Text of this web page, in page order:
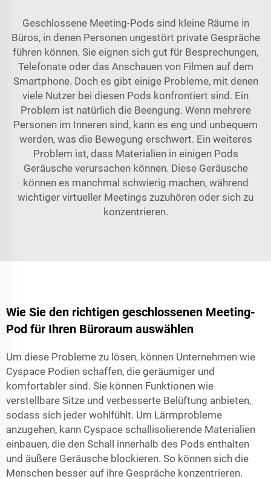
Geschlossene Meeting-Pods sind kleine Räume in
Büros, in denen Personen ungestört private Gespräche
führen können. Sie eignen sich gut für Besprechungen,
Telefonate oder das Anschauen von Filmen auf dem
Smartphone. Doch es gibt einige Probleme, mit denen
viele Nutzer bei diesen Pods konfrontiert sind. Ein
Problem ist natürlich die Beengung. Wenn mehrere
Personen im Inneren sind, kann es eng und unbequem
werden, was die Bewegung erschwert. Ein weiteres
Problem ist, dass Materialien in einigen Pods
Geräusche verursachen können. Diese Geräusche
können es manchmal schwierig machen, während
wichtiger virtueller Meetings zuzuhören oder sich zu
konzentrieren.
Wie Sie den richtigen geschlossenen Meeting-
Pod für Ihren Büroraum auswählen
Um diese Probleme zu lösen, können Unternehmen wie
Cyspace Podien schaffen, die geräumiger und
komfortabler sind. Sie können Funktionen wie
verstellbare Sitze und verbesserte Belüftung anbieten,
sodass sich jeder wohlfühlt. Um Lärmprobleme
anzugehen, kann Cyspace schallisolierende Materialien
einbauen, die den Schall innerhalb des Pods enthalten
und äußere Geräusche blockieren. So können sich die
Menschen besser auf ihre Gespräche konzentrieren.